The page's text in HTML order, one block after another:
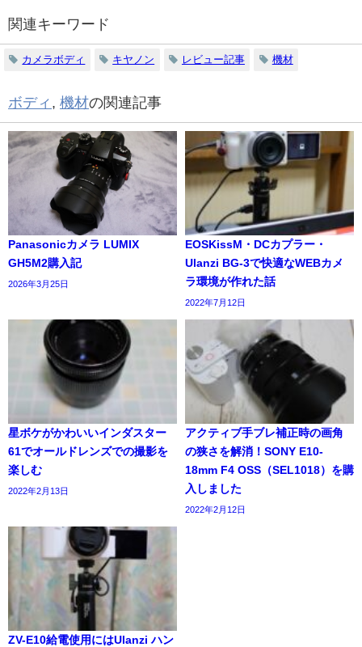
関連キーワード
カメラボディ キヤノン レビュー記事 機材
ボディ , 機材の関連記事
Panasonicカメラ LUMIX
GH5M2購入記
2026年3月25日
EOSKissM・DCカプラー・
Ulanzi BG-3で快適なWEBカメ
ラ環境が作れた話
2022年7月12日
星ボケがかわいいインダスター
61でオールドレンズでの撮影を
楽しむ
2022年2月13日
アクティブ手ブレ補正時の画角
の狭さを解消！SONY E10-
18mm F4 OSS（SEL1018）を購
入しました
2022年2月12日
ZV-E10給電使用にはUlanzi ハン